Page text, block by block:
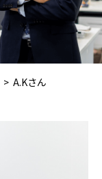
A.Kさん